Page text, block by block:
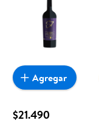
$21.490
Agregar